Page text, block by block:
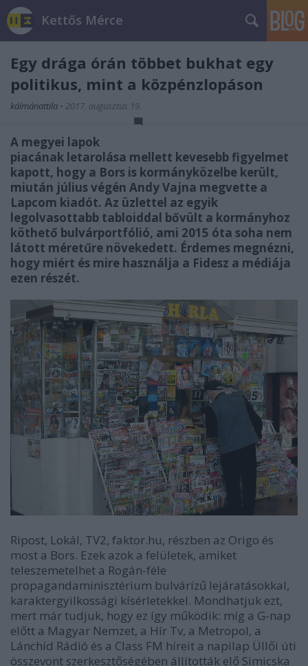
Kettős Mérce
Egy drága órán többet bukhat egy
politikus, mint a közpénzlopáson
kálmánattila • 2017. augusztus 19.
A megyei lapok
piacának letarolása mellett kevesebb figyelmet
kapott, hogy a Bors is kormányközelbe került,
miután július végén Andy Vajna megvette a
Lapcom kiadót. Az üzlettel az egyik
legolvasottabb tabloiddal bővült a kormányhoz
köthető bulvárportfólió, ami 2015 óta soha nem
látott méretűre növekedett. Érdemes megnézni,
hogy miért és mire használja a Fidesz a médiája
ezen részét.
Ripost, Lokál, TV2, faktor.hu, részben az Origo és
most a Bors. Ezek azok a felületek, amiket
teleszemetelhet a Rogán-féle
propagandaminisztérium bulvárízű lejáratásokkal,
karaktergyilkossági kísérletekkel. Mondhatjuk ezt,
mert már tudjuk, hogy ez így működik: míg a G-nap
előtt a Magyar Nemzet, a Hír Tv, a Metropol, a
Lánchíd Rádió és a Class FM híreit a napilap Üllői úti
összevont szerkesztőségében állították elő Simicska